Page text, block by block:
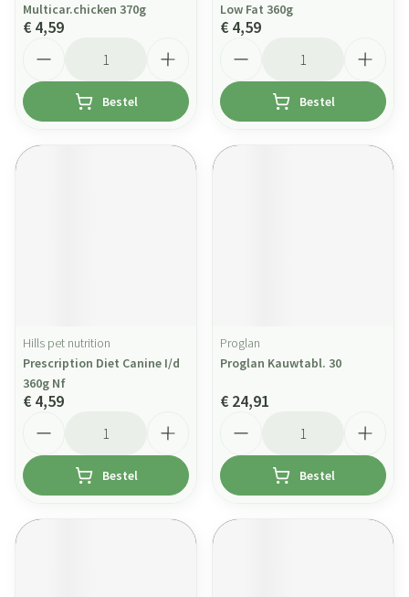
Multicar.chicken 370g
€ 4,59
Bestel
Low Fat 360g
€ 4,59
Bestel
Hills pet nutrition
Prescription Diet Canine I/d
360g Nf
€ 4,59
Bestel
Proglan
Proglan Kauwtabl. 30
€ 24,91
Bestel